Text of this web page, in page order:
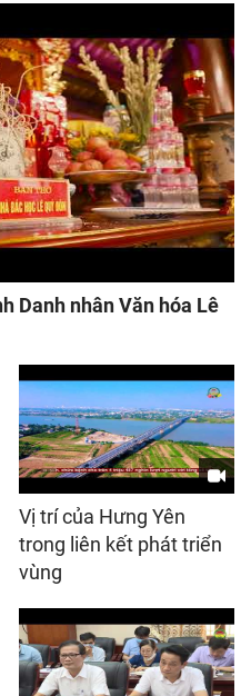
Danh nhân Văn hóa Lê
Vị trí của Hưng Yên
trong liên kết phát triển
vùng